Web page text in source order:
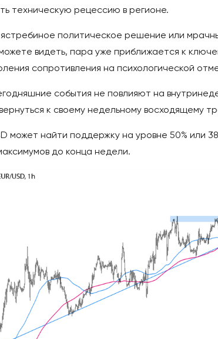
техническую рецессию в регионе.
политическое решение или
видеть, пара уже приближается к
сопротивления на психологической
события не повлияют на
к своему недельному восходящему
может найти поддержку на уровне 50% или
до конца недели.